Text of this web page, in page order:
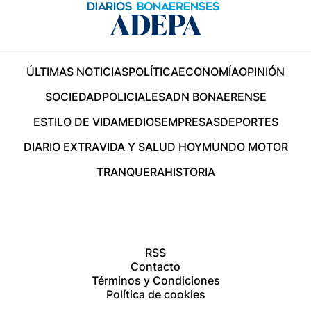
ÚLTIMAS NOTICIASPOLÍTICAECONOMÍAOPINIÓN
SOCIEDADPOLICIALESADN BONAERENSE
ESTILO DE VIDAMEDIOSEMPRESASDEPORTES
DIARIO EXTRAVIDA Y SALUD HOYMUNDO MOTOR
TRANQUERAHISTORIA
RSS
Contacto
Términos y Condiciones
Política de cookies